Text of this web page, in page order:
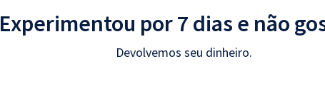
Experimentou por 7 dias e não
Devolvemos seu dinheiro.